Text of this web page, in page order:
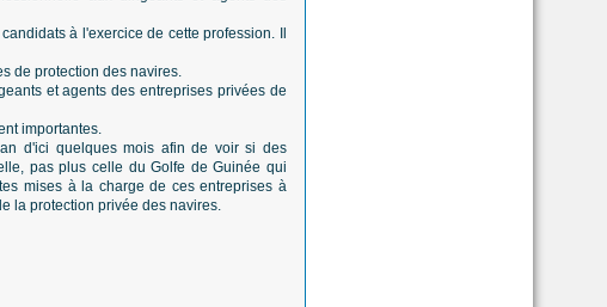
à l'exercice de cette profession. Il
de protection des navires.
et agents des entreprises privées de
importantes.
d'ici quelques mois afin de voir si des
pas plus celle du Golfe de Guinée qui
mises à la charge de ces entreprises à
la protection privée des navires.